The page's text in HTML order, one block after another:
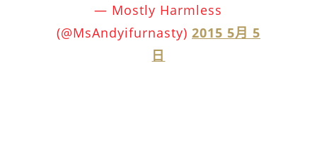
— Mostly Harmless
(@MsAndyifurnasty) 2015 5月 5
日